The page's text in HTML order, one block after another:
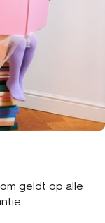
geldt op alle